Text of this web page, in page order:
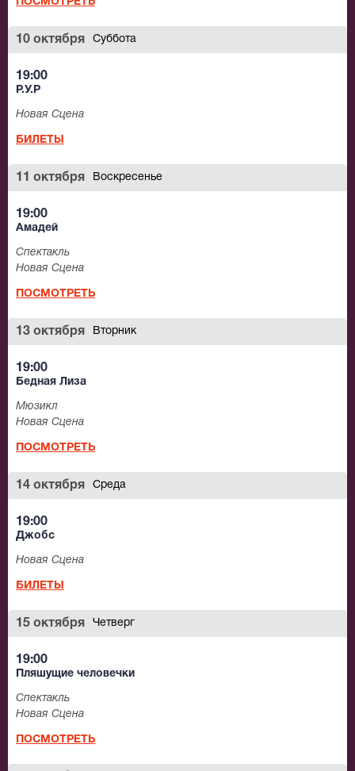
ПОСМОТРЕТЬ
10 октября Суббота
19:00
Р.У.Р
Новая Сцена
БИЛЕТЫ
11 октября Воскресенье
19:00
Амадей
Спектакль
Новая Сцена
ПОСМОТРЕТЬ
13 октября Вторник
19:00
Бедная Лиза
Мюзикл
Новая Сцена
ПОСМОТРЕТЬ
14 октября Среда
19:00
Джобс
Новая Сцена
БИЛЕТЫ
15 октября Четверг
19:00
Пляшущие человечки
Спектакль
Новая Сцена
ПОСМОТРЕТЬ